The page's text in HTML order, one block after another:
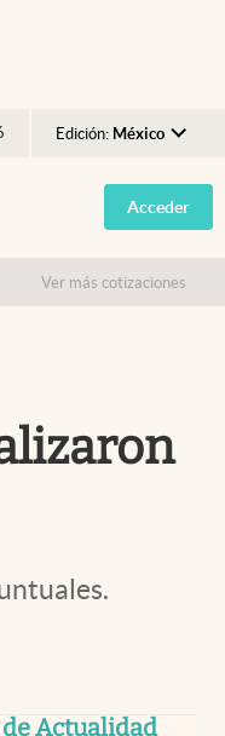
Edición: México
Argentina
España
USA
Acceder
Ver más cotizaciones
Actualidad